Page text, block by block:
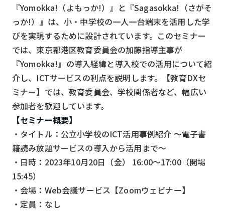
AI
おすすめ
SIM
スマホ
リセット
検索する
『Yomokka!（よもっか!）』と『Sagasokka!（さがそ
っか!）』は、小・中学校の一人一台端末を活用した学
びを実現するために設計されています。このセミナー
では、東京都港区教育委員会の加藤指導主事が
『Yomokka!』の導入経緯と導入校での活用について紹
介し、ICTサービスの利点を説明します。【教育DXセ
ミナー】では、教育委員会、学校関係者など、幅広い
参加者を歓迎しています。
【セミナー概要】
・タイトル：公立小学校のICT活用事例紹介 ～電子書
籍読み放題サービスの導入から活用まで～
・日時：2023年10月20日（金） 16:00～17:00（開場
15:45）
・会場：Web会議サービス【Zoomウェビナー】
・定員：なし